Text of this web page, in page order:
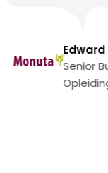
Edward
Senior
Opleiding &